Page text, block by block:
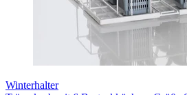
Winterhalter